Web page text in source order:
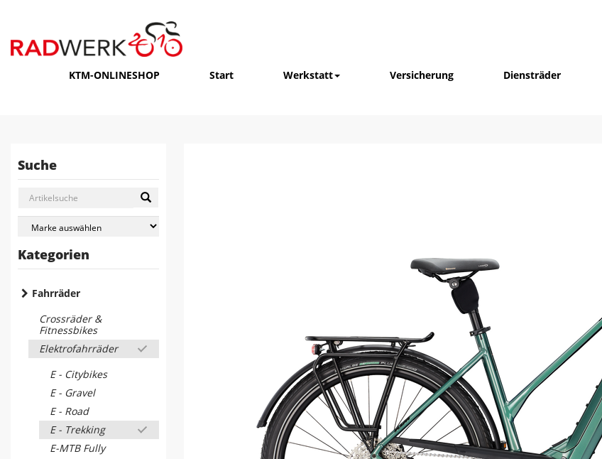
KTM-ONLINESHOP Start Werkstatt Versicherung Diensträder
Suche
Kategorien
Fahrräder
Crossräder &
Fitnessbikes
Elektrofahrräder
E - Citybikes
E - Gravel
E - Road
E - Trekking
E-MTB Fully